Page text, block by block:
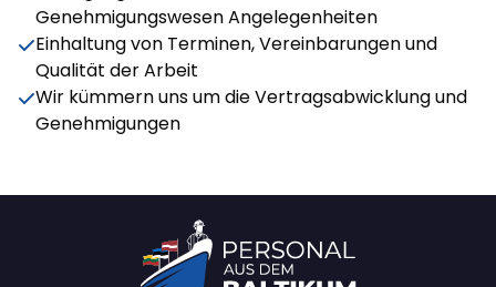
Genehmigungswesen Angelegenheiten
Einhaltung von Terminen, Vereinbarungen und
Qualität der Arbeit
Wir kümmern uns um die Vertragsabwicklung und
Genehmigungen